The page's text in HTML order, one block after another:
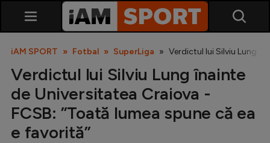
iAM SPORT Fotbal SuperLiga Verdictul lui Silviu Lung
Verdictul lui Silviu Lung înainte
de Universitatea Craiova -
FCSB: ”Toată lumea spune că ea
e favorită”